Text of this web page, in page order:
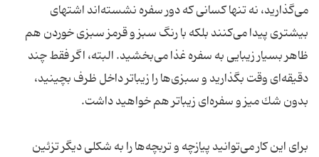
می‌گذارید، نه تنها كسانی كه دور سفره نشسته‌اند اشتهای
بیشتری پیدا می‌كنند بلكه با رنگ سبز و قرمز سبزی خوردن هم
ظاهر بسیار زیبایی به سفره غذا می‌بخشید. البته، اگر فقط چند
دقیقه‌ای وقت بگذارید و سبزی‌ها را زیباتر داخل ظرف بچینید،
برای این كار می‌توانید پیازچه و تربچه‌ها را به شكلی دیگر تزئین